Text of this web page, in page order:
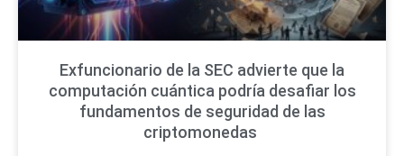
Exfuncionario de la SEC advierte que la
computación cuántica podría desafiar los
fundamentos de seguridad de las
criptomonedas